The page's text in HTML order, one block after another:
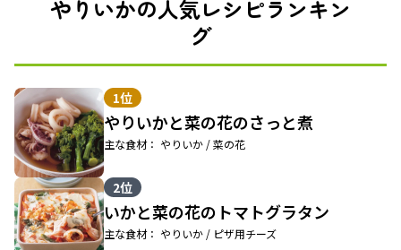
やりいかの人気レシピランキン
グ
1位
やりいかと菜の花のさっと煮
主な食材： やりいか / 菜の花
2位
いかと菜の花のトマトグラタン
主な食材： やりいか / ピザ用チーズ